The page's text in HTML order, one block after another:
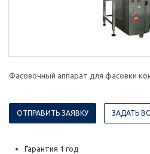
Фасовочный аппарат для фасовки
ОТПРАВИТЬ ЗАЯВКУ ЗАДАТЬ
Гарантия 1 год